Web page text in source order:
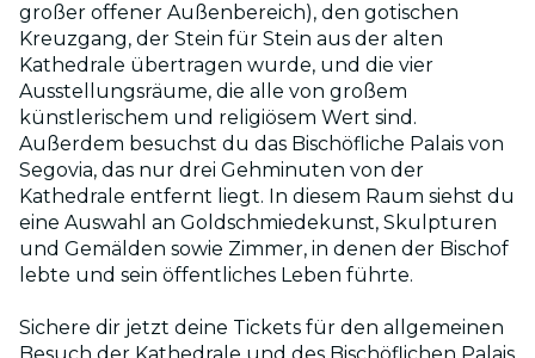
großer offener Außenbereich), den gotischen
Kreuzgang, der Stein für Stein aus der alten
Kathedrale übertragen wurde, und die vier
Ausstellungsräume, die alle von großem
künstlerischem und religiösem Wert sind.
Außerdem besuchst du das Bischöfliche Palais von
Segovia, das nur drei Gehminuten von der
Kathedrale entfernt liegt. In diesem Raum siehst du
eine Auswahl an Goldschmiedekunst, Skulpturen
und Gemälden sowie Zimmer, in denen der Bischof
lebte und sein öffentliches Leben führte.
Sichere dir jetzt deine Tickets für den allgemeinen